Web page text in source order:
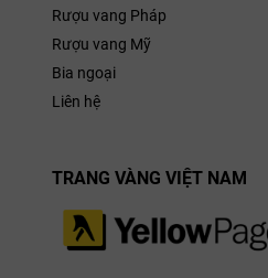
Rượu vang Pháp
Rượu vang Mỹ
Bia ngoại
Liên hệ
TRANG VÀNG VIỆT NAM